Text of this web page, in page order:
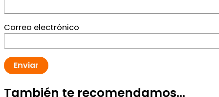
Correo electrónico
También te recomendamos…